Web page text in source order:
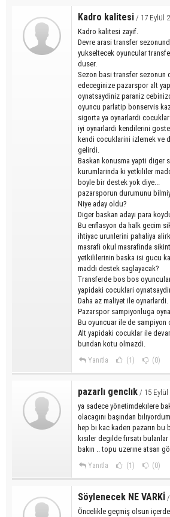
Kadro kalitesi / 17 Eylül
Kadro kalitesi zayif.
Devre arasi transfer
yukseltecek oyuncular
duser.
Sezon basi transfer sezonun
edeceginize pazarspor alt
oynatsaydiniz paraniz
oyuncu parlatip bonservis
sigorta ya oynarlardi
iyi oynarlardi kendilerini
kendi cocuklarini izlemek ve
gelirdi.
Baskan konusma yapti diger
kurumlarinda ki yetkililer
boyle bir destek yok diye...
pazarsporun durumunu
Niye aday oldu?
Diger baskan adayi para
Bu enflasyon da halk gecim
ihtiyac urunlerini pahaliya
masrafi okul masrafinda
yetkililerinin baska isi gucu
maddi destek saglayacak?
Transferde bos bos
yapidaki cocuklari
Daha az maliyet ile oynarlardi.
Pazarspor sampiyonluga
Bu oyuncuar ile de sampiyon
Alt yapidaki cocuklar ile
bundan kotu olmazdi.
Yanıtla (1) (0)
pazarlı genclık / 15 Eylül
ya sadece yönetimdekılere
olacagını başından
hep bı kac kaderı pazarın bu
kısıler degılde fırsatı
bakın .. topu uzerıne atsan
Yanıtla (1) (0)
Söylenecek NE VARKİ
Öncelikle geçmiş olsun içerde